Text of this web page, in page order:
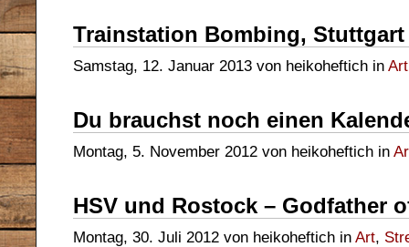
Trainstation Bombing, Stuttgart
Samstag, 12. Januar 2013 von heikoheftich in Art
Du brauchst noch einen
Montag, 5. November 2012 von heikoheftich in
HSV und Rostock – Godfather
Montag, 30. Juli 2012 von heikoheftich in Art,